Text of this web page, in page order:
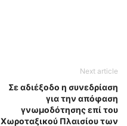
Next article
Σε αδιέξοδο η συνεδρίαση
για την απόφαση
γνωμοδότησης επί του
Χωροταξικού Πλαισίου των